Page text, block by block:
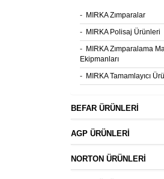
- MIRKA Zımparalar
- MIRKA Polisaj Ürünleri
- MIRKA Zımparalama
Ekipmanları
- MIRKA Tamamlayıcı
BEFAR ÜRÜNLERİ
AGP ÜRÜNLERİ
NORTON ÜRÜNLERİ